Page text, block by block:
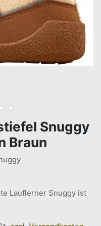
Snuggy
Braun
Lauflerner Snuggy ist